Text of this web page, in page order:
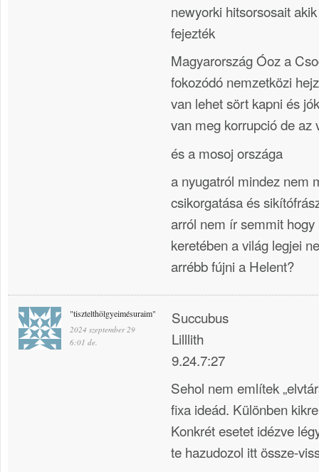
newyorki hitsorsosait
fejezték
Magyarország Óoz a
fokozódó nemzetközi
van lehet sört kapni és
van meg korrupció de az
és a mosoj országa
a nyugatról mindez nem
csikorgatása és
arról nem ír semmit
keretében a világ legjei
arrébb fújni a Helent?
"tisztelthölgyeimésuraim"
2024 szeptember 29
6:01 de.
Succubus
Lilllith
9.24.7:27
Sehol nem említek
fixa ideád. Különben
Konkrét esetet idézve
te hazudozol itt össze-